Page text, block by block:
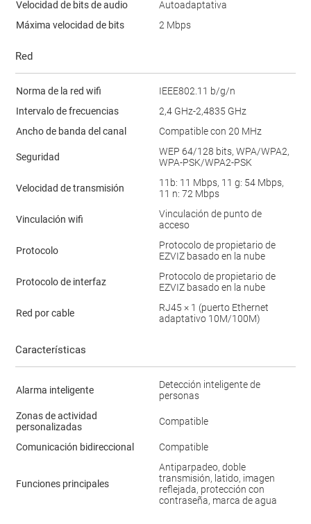
Velocidad de bits de audio
Autoadaptativa
Máxima velocidad de bits
2 Mbps
Red
Norma de la red wifi
IEEE802.11 b/g/n
Intervalo de frecuencias
2,4 GHz-2,4835 GHz
Ancho de banda del canal
Compatible con 20 MHz
Seguridad
WEP 64/128 bits, WPA/WPA2,
WPA-PSK/WPA2-PSK
Velocidad de transmisión
11b: 11 Mbps, 11 g: 54 Mbps,
11 n: 72 Mbps
Vinculación wifi
Vinculación de punto de
acceso
Protocolo
Protocolo de propietario de
EZVIZ basado en la nube
Protocolo de interfaz
Protocolo de propietario de
EZVIZ basado en la nube
Red por cable
RJ45 × 1 (puerto Ethernet
adaptativo 10M/100M)
Características
Alarma inteligente
Detección inteligente de
personas
Zonas de actividad
personalizadas
Compatible
Comunicación bidireccional Compatible
Funciones principales
Antiparpadeo, doble
transmisión, latido, imagen
reflejada, protección con
contraseña, marca de agua